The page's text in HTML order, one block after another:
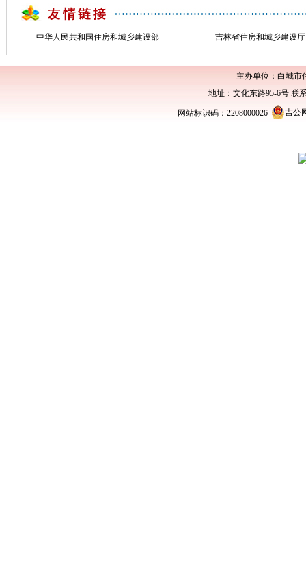
中华人民共和国住房和城乡建设部 吉林省住房和城乡建设厅
主办单位：白城
地址：文化东路95-6号 联
网站标识码：2208000026 吉公